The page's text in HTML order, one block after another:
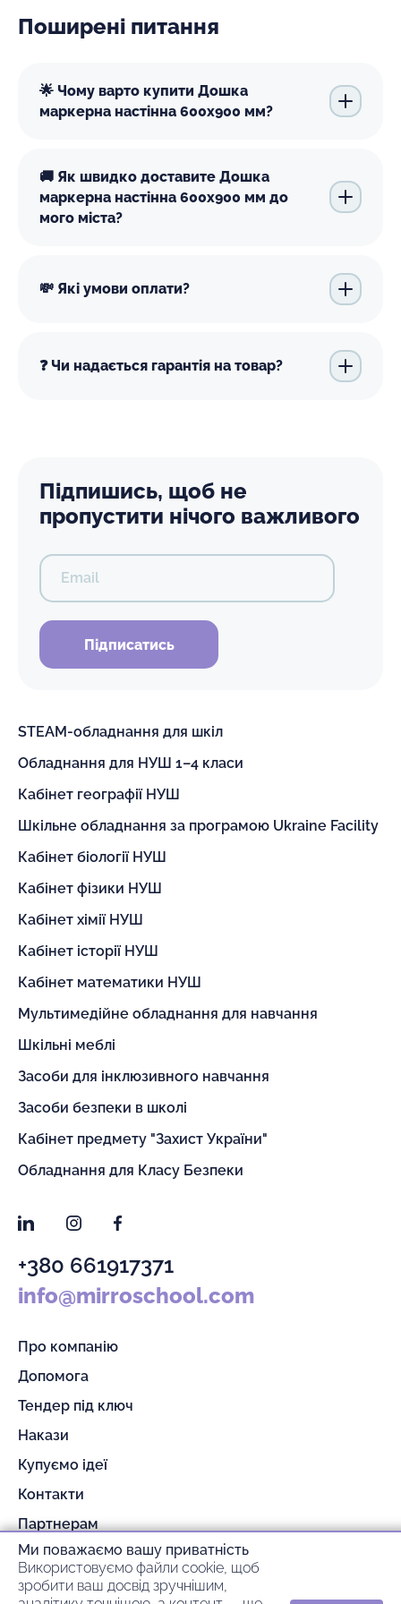
Поширені питання
🌟 Чому варто купити Дошка
маркерна настінна 600х900 мм?
🚚 Як швидко доставите Дошка
маркерна настінна 600х900 мм до
мого міста?
💸 Які умови оплати?
❓ Чи надається гарантія на товар?
Підпишись, щоб не
пропустити нічого важливого
Email
Підписатись
STEAM-обладнання для шкіл
Обладнання для НУШ 1–4 класи
Кабінет географії НУШ
Шкільне обладнання за програмою Ukraine Facility
Кабінет біології НУШ
Кабінет фізики НУШ
Кабінет хімії НУШ
Кабінет історії НУШ
Кабінет математики НУШ
Мультимедійне обладнання для навчання
Шкільні меблі
Засоби для інклюзивного навчання
Засоби безпеки в школі
Кабінет предмету "Захист України"
Обладнання для Класу Безпеки
LinkedInInstagramFacebook
+380 661917371
info@mirroschool.com
Про компанію
Допомога
Тендер під ключ
Накази
Купуємо ідеї
Контакти
Партнерам
Гарантія та повернення
Оплата та доставка
Ми поважаємо вашу приватність
Використовуємо файли cookie, щоб
зробити ваш досвід зручнішим,